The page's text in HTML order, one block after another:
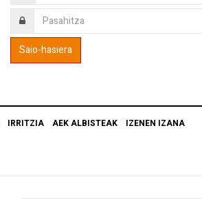
IRRITZIA AEK ALBISTEAK IZENEN IZANA